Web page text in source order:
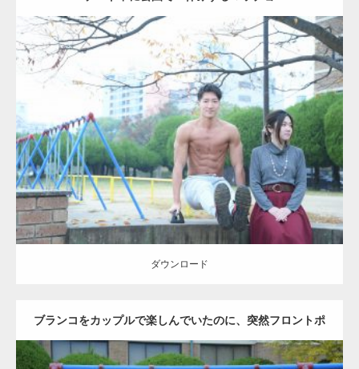
Update:2021.07.6
Category:公園のマッチョ その他 AKIHITO(細マッチョ) 腹筋
ダウンロード
ダウンロード
ブランコをカップルで楽しんでいたのに、突然フロントポ
ーズをするマッチョ